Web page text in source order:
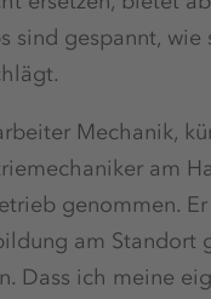
sind gespannt,
Mechanik,
am
genommen.
am
Dass ich meine